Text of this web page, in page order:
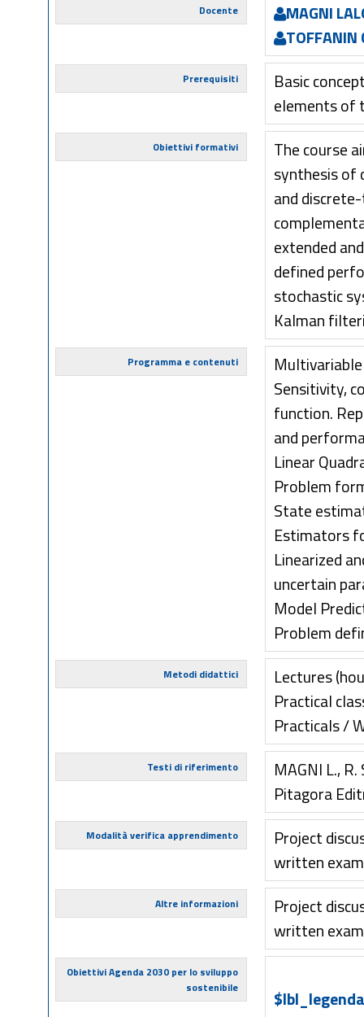
Docente
MAGNI
TOFFANIN
Prerequisiti
Basic
elements of
Obiettivi formativi
The course
synthesis of
and
extended
defined
stochastic
Kalman
Programma e contenuti
Sensitivity,
function.
and
Linear
Problem
State
Estimators
Linearized
uncertain
Model
Problem
Metodi didattici
Lectures
Practical
Practicals /
Testi di riferimento
MAGNI L.,
Pitagora
Modalità verifica apprendimento
Project
written
Altre informazioni
Project
written
Obiettivi Agenda 2030 per lo sviluppo
sostenibile